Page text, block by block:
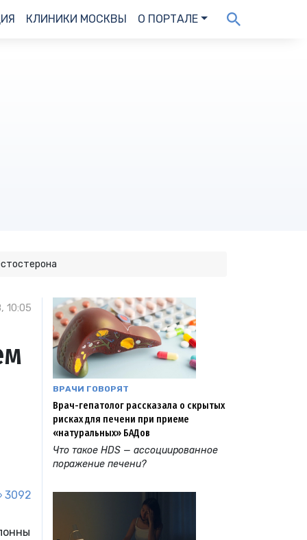
КЛИНИКИ МОСКВЫ О ПОРТАЛЕ
10:05
3092
ВРАЧИ ГОВОРЯТ
Врач-гепатолог рассказала о скрытых
рисках для печени при приеме
«натуральных» БАДов
Что такое HDS — ассоциированное
поражение печени?